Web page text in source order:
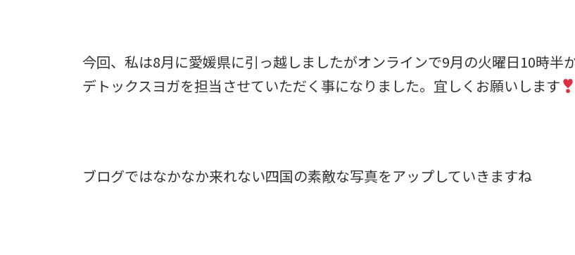
今回、私は8月に愛媛県に引っ越しましたがオンラインで9月の火曜日10時半
デトックスヨガを担当させていただく事になりました。宜しくお願いします
ブログではなかなか来れない四国の素敵な写真をアップしていきますね